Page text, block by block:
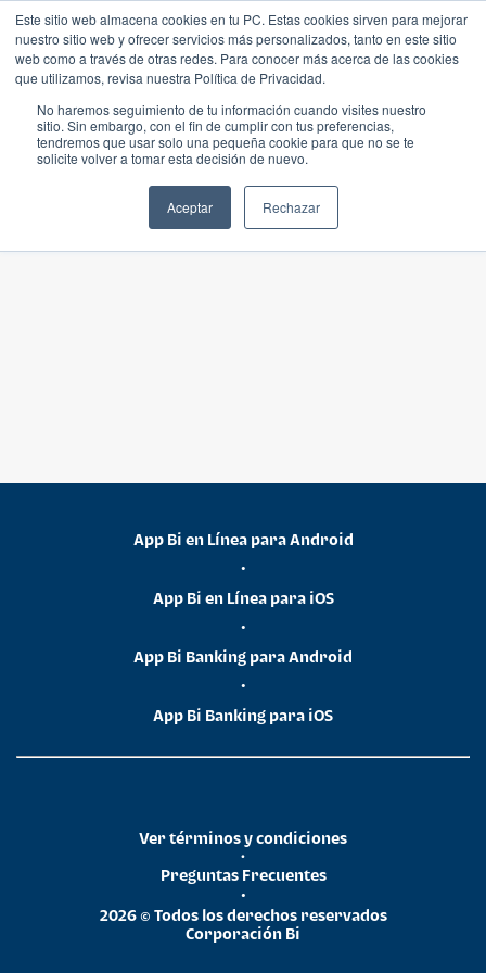
Este sitio web almacena cookies en tu PC. Estas cookies sirven para mejorar
nuestro sitio web y ofrecer servicios más personalizados, tanto en este sitio
web como a través de otras redes. Para conocer más acerca de las cookies
que utilizamos, revisa nuestra Política de Privacidad.
No haremos seguimiento de tu información cuando visites nuestro
sitio. Sin embargo, con el fin de cumplir con tus preferencias,
tendremos que usar solo una pequeña cookie para que no se te
solicite volver a tomar esta decisión de nuevo.
Aceptar Rechazar
App Bi en Línea para Android
•
App Bi en Línea para iOS
•
App Bi Banking para Android
•
App Bi Banking para iOS
2026 © Todos los derechos reservados
Corporación Bi
•
Preguntas Frecuentes
•
Ver términos y condiciones